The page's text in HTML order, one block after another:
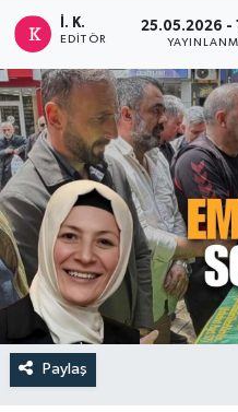
İ. K.
EDITÖR
25.05.2026 -
Paylaş